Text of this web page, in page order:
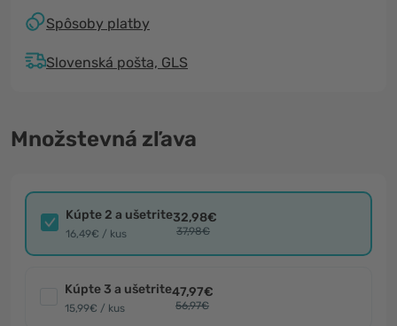
Spôsoby platby
Slovenská pošta, GLS
Množstevná zľava
Kúpte 2 a ušetrite
16,49€ / kus
32,98€
37,98€
Kúpte 3 a ušetrite
15,99€ / kus
47,97€
56,97€